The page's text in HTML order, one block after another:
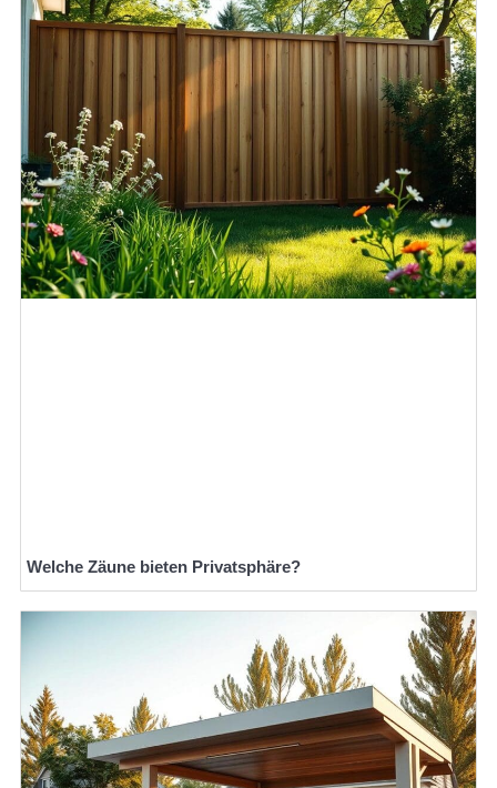
Welche Zäune bieten Privatsphäre?